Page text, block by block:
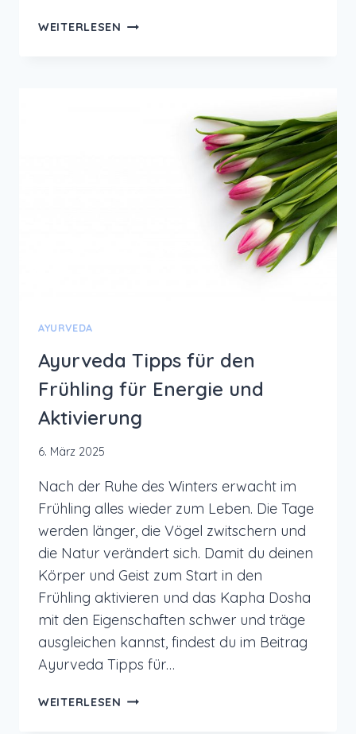
WEITERLESEN 12
AYURVEDA
Ayurveda Tipps für den
Frühling für Energie und
Aktivierung
6. März 2025
Nach der Ruhe des Winters erwacht im
Frühling alles wieder zum Leben. Die Tage
werden länger, die Vögel zwitschern und
die Natur verändert sich. Damit du deinen
Körper und Geist zum Start in den
Frühling aktivieren und das Kapha Dosha
mit den Eigenschaften schwer und träge
ausgleichen kannst, findest du im Beitrag
Ayurveda Tipps für…
WEITERLESEN AYURVEDA